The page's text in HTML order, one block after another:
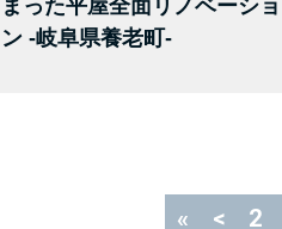
まった平屋全面リノベーショ
ン -岐阜県養老町-
« < 2